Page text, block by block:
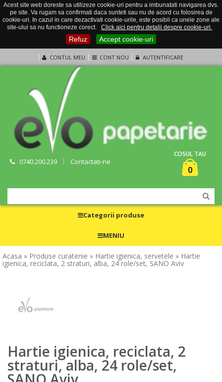
Acest site web doreste sa utilizeze cookie-uri pentru a imbunatati navigarea dvs.
pe site. Va rugam sa confirmati daca sunteti sau nu de acord cu folosirea de
cookie-uri. In cazul in care dezactivati cookie-urile, este posibil ca unele zone ale
site-ului sa nu functioneze corect.
Click aici pentru detalii despre cookie-uri.
Refuz Accept cookie-uri
CONTUL MEU CONT NOU AUTENTIFICARE
0740.200.239 Contactati-ne
COSUL TAU
0
Categorii produse
MENIU
Acasa » Produse curatenie » Hartie igienica, servetele » Hartie
igienica, reciclata, 2 straturi, alba, 24 role/set, SANO Aviv
Hartie igienica, reciclata, 2
straturi, alba, 24 role/set,